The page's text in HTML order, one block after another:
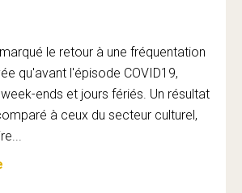
le retour à une fréquentation
qu'avant l'épisode COVID19,
ends et jours fériés. Un résultat
à ceux du secteur culturel,